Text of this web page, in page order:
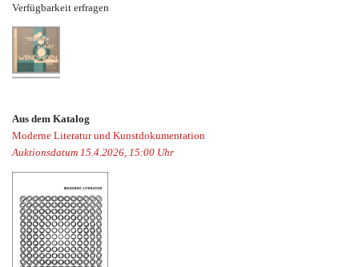
Verfügbarkeit erfragen
Aus dem Katalog
Moderne Literatur und Kunstdokumentation
Auktionsdatum 15.4.2026, 15:00 Uhr